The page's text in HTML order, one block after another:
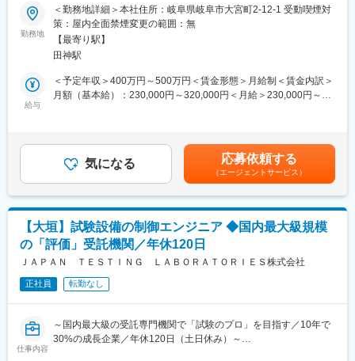
レーション管理、システム・インフラ整備までを一括して提供し
ています。
変更の範囲：会社の定める業務
■このポジションの魅力：
◇業界未経験でも成長しやすい環境
料金体系が他キャリアよりシンプルで覚えやすく、提案力を磨き
能です。
◇事業づくりに携われるやりがい
現場からキャリアをスタートし、単店舗だけでなく複数店舗を統
括するスーパーバイザー（RSV）や、担当エリアの方針策定を行
うマネージャー等、より広いマネジメントにも挑戦できます。ま
た、東京本社での人事・業務統括など、店舗運営を支える役割へ
のキャリアチェンジ実績も複数あります。事業運営にどう関わっ
ていきたいか、経験を積みながら多様なキャリアを描ける環境で
す。
■組織構成：
■当社について：
■業務内容：
日本から外国への特許出願業務やそれらの中間処理業務における
事務手続きを行うポジションです。
具体的には下記業務をお任せします。
・国内のクライアントや外国の代理人（特許事務所）とやり取り
をしながら、外国の特許庁に対する特許出願手続や中間処理業務
する対応等があります。
※手続きは、外国の代理人（特許事務所）を通じて行いますので、
英語力を活かしたい方にお勧めの仕事です。
◇長く働きやすい環境と福利厚生
土日祝日休みの完全週休二日制で年間休日125日、残業も月に10
～20時間程度、有給は1時間単位で取得可能、有給取得率も70％
以上と高くプライベートとも両立しながら働きやすい環境が整っ
ています。様々な福利厚生や成長支援などもあり、経験や知識を
活かしながら長く働ける環境があります。
2017年には「岐阜県ワーク・ライフ・バランス推進エクセレント
企業」、2024年には「厚生労働省くるみん」や「健康経営優良法
人2024」に認定されました。
◇国内の大手優良企業の顧客多数
勤務地
＜勤務地詳細＞本社住所：岐阜県岐阜市大宮町2-12-1 受動喫煙対
策：屋内全面禁煙変更の範囲：無
【最寄り駅】
田神駅
給与
＜予定年収＞400万円～500万円＜賃金形態＞月給制＜賃金内訳＞
月額（基本給）：230,000円～320,000円＜月給＞230,000円～
て上下する可能性があります。月給(月額)は固定手当を含めた表記
です。 気になる 応募依頼する
（エージェントサービス）
【大垣】試験設備の制御エンジニア ◆国内最大級規模
の「評価」受託機関／年休120日
ＪＡＰＡＮ ＴＥＳＴＩＮＧ ＬＡＢＯＲＡＴＯＲＩＥＳ株式会社
正社員 転勤なし
仕事内容
～国内最大級の受託専門機関で「試験のプロ」を目指す／10年で
30%の成長企業／年休120日（土日休み）～